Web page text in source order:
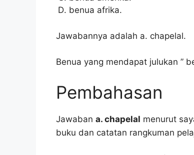
benua afrika.
Jawabannya adalah a. chapelal.
Benua yang mendapat julukan ”
Pembahasan
Jawaban a. chapelal menurut
buku dan catatan rangkuman